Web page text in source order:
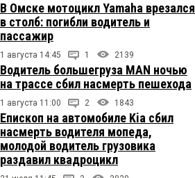
В Омске мотоцикл Yamaha врезался
в столб: погибли водитель и
пассажир
1 августа 14:45 1 2139
Водитель большегруза MAN ночью
на трассе сбил насмерть пешехода
1 августа 11:00 2 1843
Епископ на автомобиле Kia сбил
насмерть водителя мопеда,
молодой водитель грузовика
раздавил квадроцикл